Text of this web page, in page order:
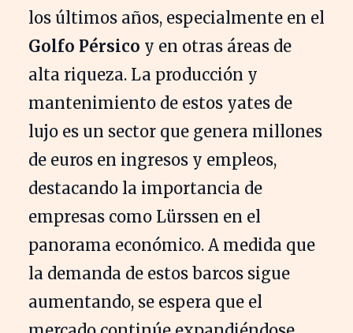
los últimos años, especialmente en el
Golfo Pérsico y en otras áreas de
alta riqueza. La producción y
mantenimiento de estos yates de
lujo es un sector que genera millones
de euros en ingresos y empleos,
destacando la importancia de
empresas como Lürssen en el
panorama económico. A medida que
la demanda de estos barcos sigue
aumentando, se espera que el